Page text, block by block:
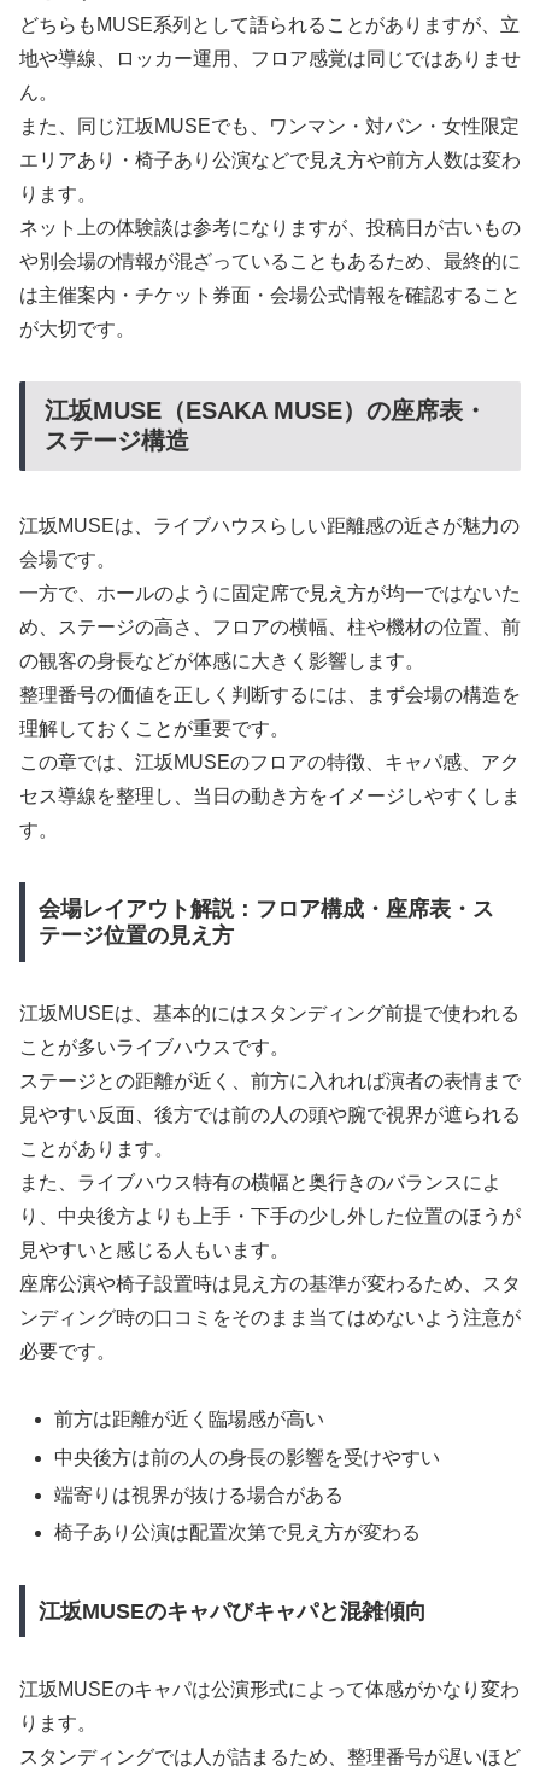
どちらもMUSE系列として語られることがありますが、立
地や導線、ロッカー運用、フロア感覚は同じではありませ
ん。
また、同じ江坂MUSEでも、ワンマン・対バン・女性限定
エリアあり・椅子あり公演などで見え方や前方人数は変わ
ります。
ネット上の体験談は参考になりますが、投稿日が古いもの
や別会場の情報が混ざっていることもあるため、最終的に
は主催案内・チケット券面・会場公式情報を確認すること
が大切です。
江坂MUSE（ESAKA MUSE）の座席表・
ステージ構造
江坂MUSEは、ライブハウスらしい距離感の近さが魅力の
会場です。
一方で、ホールのように固定席で見え方が均一ではないた
め、ステージの高さ、フロアの横幅、柱や機材の位置、前
の観客の身長などが体感に大きく影響します。
整理番号の価値を正しく判断するには、まず会場の構造を
理解しておくことが重要です。
この章では、江坂MUSEのフロアの特徴、キャパ感、アク
セス導線を整理し、当日の動き方をイメージしやすくしま
す。
会場レイアウト解説：フロア構成・座席表・ス
テージ位置の見え方
江坂MUSEは、基本的にはスタンディング前提で使われる
ことが多いライブハウスです。
ステージとの距離が近く、前方に入れれば演者の表情まで
見やすい反面、後方では前の人の頭や腕で視界が遮られる
ことがあります。
また、ライブハウス特有の横幅と奥行きのバランスによ
り、中央後方よりも上手・下手の少し外した位置のほうが
見やすいと感じる人もいます。
座席公演や椅子設置時は見え方の基準が変わるため、スタ
ンディング時の口コミをそのまま当てはめないよう注意が
必要です。
前方は距離が近く臨場感が高い
中央後方は前の人の身長の影響を受けやすい
端寄りは視界が抜ける場合がある
椅子あり公演は配置次第で見え方が変わる
江坂MUSEのキャパびキャパと混雑傾向
江坂MUSEのキャパは公演形式によって体感がかなり変わ
ります。
スタンディングでは人が詰まるため、整理番号が遅いほど